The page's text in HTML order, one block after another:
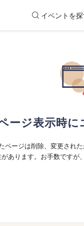
イベントを
ージ表示時に
ページは削除、変更され
あります。お手数ですが